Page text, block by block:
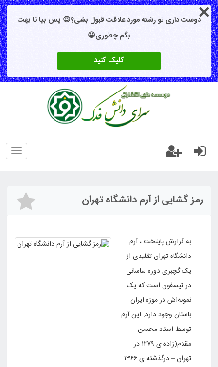
دوست داری تو رشته مورد علاقت قبول بشی؟😍 پس بیا تا بهت
بگم چطوری😀
کلیک کنید
رمز گشایی از آرم دانشگاه تهران
به گزارش پایتخت ، آرم
دانشگاه تهران تقلیدی از
یک گچبری دوره ساسانی
در تیسفون است که یک
نمونه‌اش در موزه ایران
باستان وجود دارد. این آرم
توسط استاد محسن
مقدم(زاده ی ۱۲۷۹ در
تهران – درگذشته ی ۱۳۶۶